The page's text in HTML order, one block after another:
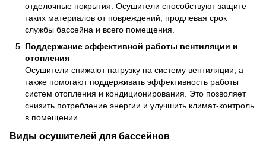
отделочные покрытия. Осушители способствуют защите
таких материалов от повреждений, продлевая срок
службы бассейна и всего помещения.
Поддержание эффективной работы вентиляции и
отопления
Осушители снижают нагрузку на систему вентиляции, а
также помогают поддерживать эффективность работы
систем отопления и кондиционирования. Это позволяет
снизить потребление энергии и улучшить климат-контроль
в помещении.
Виды осушителей для бассейнов